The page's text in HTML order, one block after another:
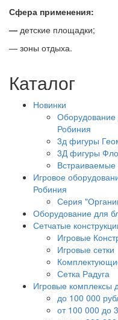
Сфера применения:
— детские площадки;
— зоны отдыха.
Каталог
Новинки
Оборудование
Робиния
3д фигуры
3Д фигуры
Встраиваемые
Игровое
Робиния
Серия
Оборудование для
Сетчатые
Игровые
Игровые сетки
Сетка Радуга
Игровые комплексы
до 100 000
от 100 000 до